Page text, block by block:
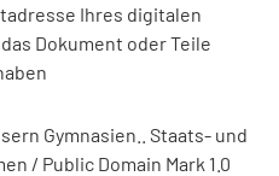
Ihres digitalen
Dokument oder Teile
Gymnasien.. Staats- und
/ Public Domain Mark 1.0